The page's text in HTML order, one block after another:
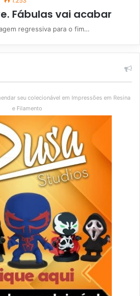
Fábulas vai acabar
regressiva para o fim…
seu colecionável em Impressões em Resina
e Filamento